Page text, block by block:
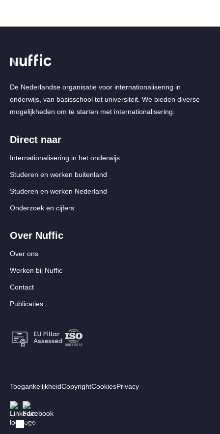
De Nederlandse organisatie voor internationalisering in
onderwijs, van basisschool tot universiteit. We bieden diverse
mogelijkheden om te starten met internationalisering.
Direct naar
Internationalisering in het onderwijs
Studeren en werken buitenland
Studeren en werken Nederland
Onderzoek en cijfers
Over Nuffic
Over ons
Werken bij Nuffic
Contact
Publicaties
Footer:
menu
ToegankelijkheidCopyrightCookiesPrivacy
Afbeelding
Afbeelding
Switch to English